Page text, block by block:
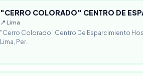
"CERRO COLORADO" CENTRO DE
📍 Lima
"Cerro Colorado" Centro De Esparcimiento
Lima, Per…